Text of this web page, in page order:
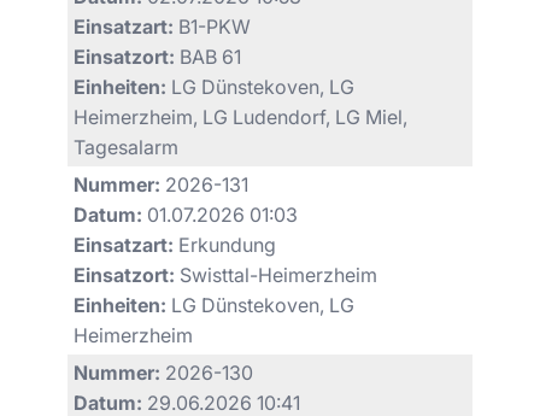
Einsatzart: B1-PKW
Einsatzort: BAB 61
Einheiten: LG Dünstekoven, LG
Heimerzheim, LG Ludendorf, LG Miel,
Tagesalarm
Nummer: 2026-131
Datum: 01.07.2026 01:03
Einsatzart: Erkundung
Einsatzort: Swisttal-Heimerzheim
Einheiten: LG Dünstekoven, LG
Heimerzheim
Nummer: 2026-130
Datum: 29.06.2026 10:41